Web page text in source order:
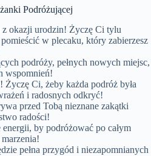
Podróżującej
z okazji urodzin! Życzę Ci tylu
w plecaku, który zabierzesz
podróży, pełnych nowych miejsc,
wspomnień!
Życzę Ci, żeby każda podróż była
i radosnych odkryć!
przed Tobą nieznane zakątki
radości!
by podróżować po całym
pełna przygód i niezapomnianych